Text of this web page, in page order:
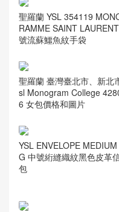
聖羅蘭 YSL 354119
RAMME SAINT
號流蘇鱷魚紋手袋
聖羅蘭 臺灣臺北市、新北
sl Monogram College
6 女包價格和圖片
YSL ENVELOPE
G 中號絎縫織紋黑色皮革
包